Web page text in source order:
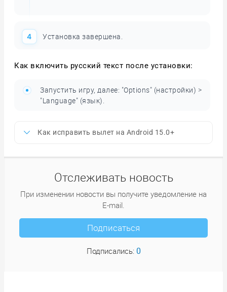
Установка завершена.
Как включить русский текст после установки:
Запустить игру, далее: "Options" (настройки) >
"Language" (язык).
Как исправить вылет на Android 15.0+
Отслеживать новость
При изменении новости вы получите уведомление на
E-mail.
Подписаться
Подписались: 0